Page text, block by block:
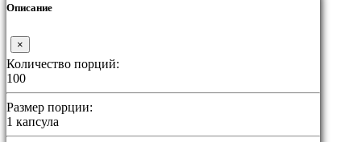
Описание
×
Количество порций:
100
Размер порции:
1 капсула